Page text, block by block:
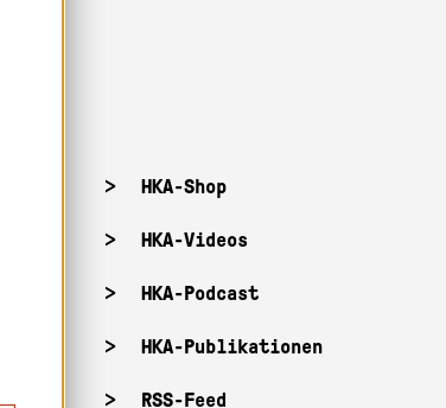
HKA-Shop
HKA-Videos
HKA-Podcast
HKA-Publikationen
RSS-Feed